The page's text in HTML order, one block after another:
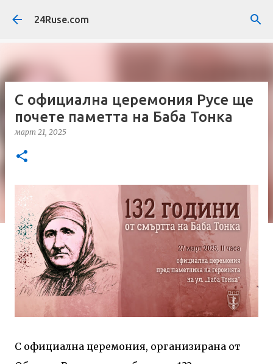
Пропускане към основното съдържание
24Ruse.com
С официална церемония Русе ще
почете паметта на Баба Тонка
март 21, 2025
С официална церемония, организирана от